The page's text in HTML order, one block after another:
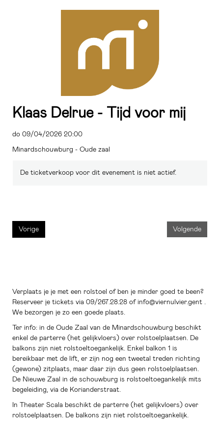
Klaas Delrue - Tijd voor mij
do 09/04/2026 20:00
Minardschouwburg - Oude zaal
De ticketverkoop voor dit evenement is niet actief.
Vorige Volgende
Verplaats je je met een rolstoel of ben je minder goed te been?
Reserveer je tickets via 09/267.28.28 of info@viernulvier.gent .
We bezorgen je zo een goede plaats.
Ter info: in de Oude Zaal van de Minardschouwburg beschikt
enkel de parterre (het gelijkvloers) over rolstoelplaatsen. De
balkons zijn niet rolstoeltoegankelijk. Enkel balkon 1 is
bereikbaar met de lift, er zijn nog een tweetal treden richting
(gewone) zitplaats, maar daar zijn dus geen rolstoelplaatsen.
De Nieuwe Zaal in de schouwburg is rolstoeltoegankelijk mits
begeleiding, via de Korianderstraat.
In Theater Scala beschikt de parterre (het gelijkvloers) over
rolstoelplaatsen. De balkons zijn niet rolstoeltoegankelijk.